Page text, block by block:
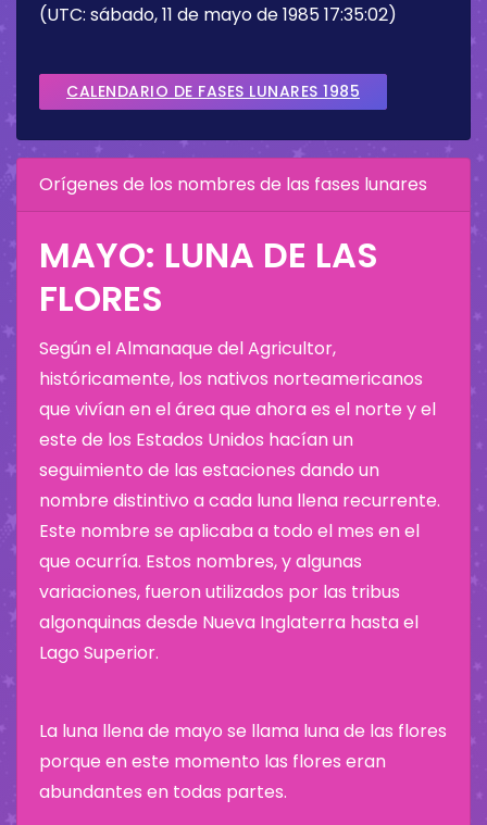
(UTC: sábado, 11 de mayo de 1985 17:35:02)
CALENDARIO DE FASES LUNARES 1985
Orígenes de los nombres de las fases lunares
MAYO: LUNA DE LAS
FLORES
Según el Almanaque del Agricultor,
históricamente, los nativos norteamericanos
que vivían en el área que ahora es el norte y el
este de los Estados Unidos hacían un
seguimiento de las estaciones dando un
nombre distintivo a cada luna llena recurrente.
Este nombre se aplicaba a todo el mes en el
que ocurría. Estos nombres, y algunas
variaciones, fueron utilizados por las tribus
algonquinas desde Nueva Inglaterra hasta el
Lago Superior.
La luna llena de mayo se llama luna de las flores
porque en este momento las flores eran
abundantes en todas partes.